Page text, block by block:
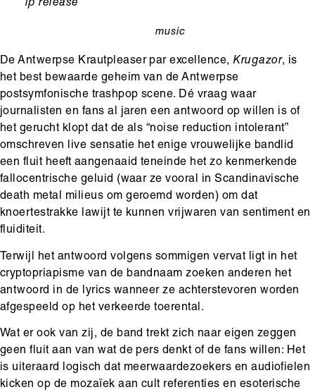
Ondertitel
lp release
music
De Antwerpse Krautpleaser par excellence,Krugazor, is
het best bewaarde geheim van de Antwerpse
postsymfonische trashpop scene. Dé vraag waar
journalisten en fans al jaren een antwoord op willen is of
het gerucht klopt dat de als “noise reduction intolerant”
omschreven live sensatie het enige vrouwelijke bandlid
een fluit heeft aangenaaid teneinde het zo kenmerkende
fallocentrische geluid (waar ze vooral in Scandinavische
death metal milieus om geroemd worden) om dat
knoertestrakke lawijt te kunnen vrijwaren van sentiment en
fluiditeit.
Terwijl het antwoord volgens sommigen vervat ligt in het
cryptopriapisme van de bandnaam zoeken anderen het
antwoord in de lyrics wanneer ze achterstevoren worden
afgespeeld op het verkeerde toerental.
Wat er ook van zij, de band trekt zich naar eigen zeggen
geen fluit aan van wat de pers denkt of de fans willen: Het
is uiteraard logisch dat meerwaardezoekers en audiofielen
kicken op de mozaïek aan cult referenties en esoterische